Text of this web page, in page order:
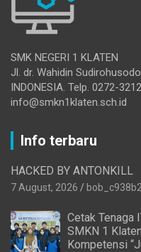
SMK NEGERI 1 KLATEN
Jl. dr. Wahidin
INDONESIA. Telp. 0272-
info@smkn1klaten.sch.id
Info terbaru
HACKED BY ANTONKILL
7 August, 2026
Cetak Tenaga
SMKN 1
Kompetensi